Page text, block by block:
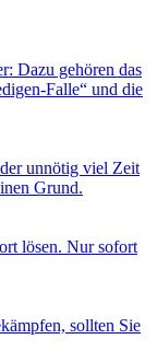
Dazu gehören das
Falle“ und die
unnötig viel Zeit
Grund.
lösen. Nur sofort
sollten Sie